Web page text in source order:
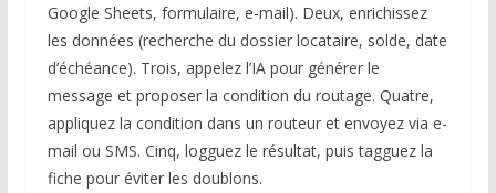
Google Sheets, formulaire, e-mail). Deux, enrichissez
les données (recherche du dossier locataire, solde, date
d’échéance). Trois, appelez l’IA pour générer le
message et proposer la condition du routage. Quatre,
appliquez la condition dans un routeur et envoyez via e-
mail ou SMS. Cinq, logguez le résultat, puis tagguez la
fiche pour éviter les doublons.